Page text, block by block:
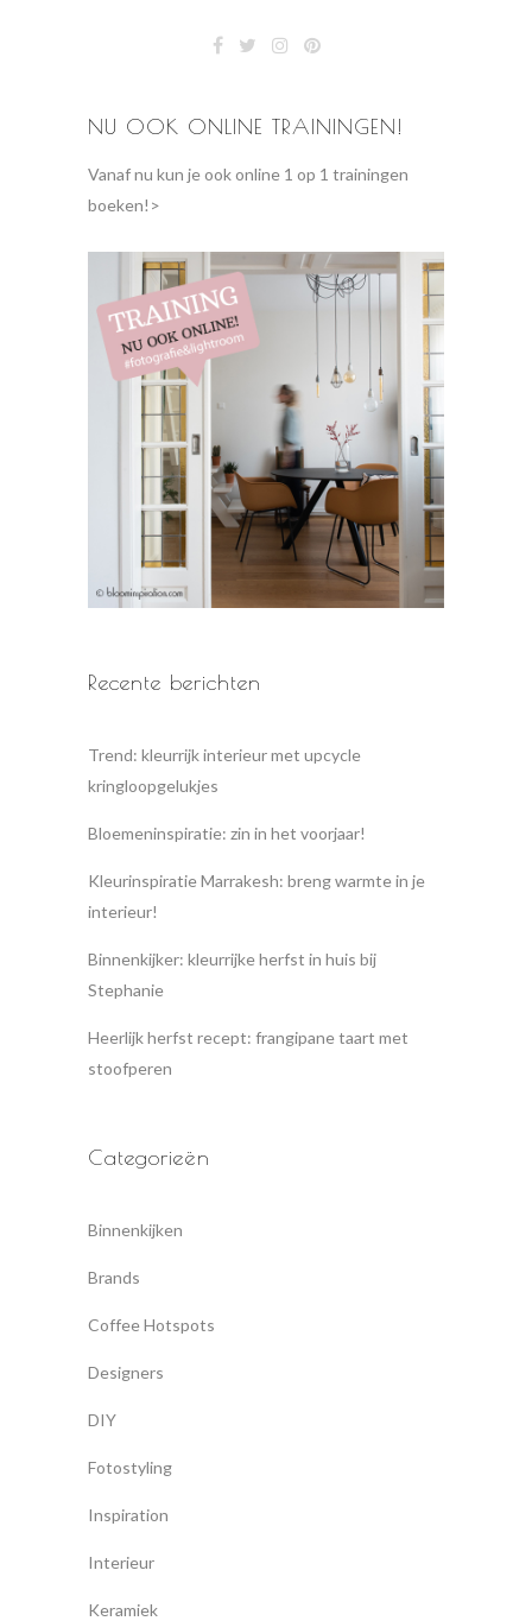
NU OOK ONLINE TRAININGEN!
Vanaf nu kun je ook online 1 op 1 trainingen
boeken!>
Recente berichten
Trend: kleurrijk interieur met upcycle
kringloopgelukjes
Bloemeninspiratie: zin in het voorjaar!
Kleurinspiratie Marrakesh: breng warmte in je
interieur!
Binnenkijker: kleurrijke herfst in huis bij
Stephanie
Heerlijk herfst recept: frangipane taart met
stoofperen
Categorieën
Binnenkijken
Brands
Coffee Hotspots
Designers
DIY
Fotostyling
Inspiration
Interieur
Keramiek